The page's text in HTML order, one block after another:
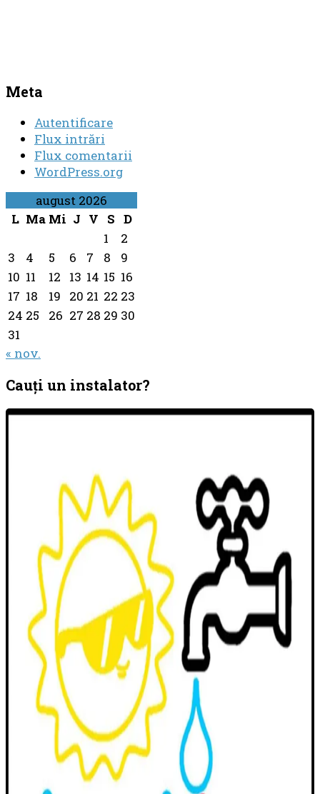
Meta
Autentificare
Flux intrări
Flux comentarii
WordPress.org
august 2026
L Ma Mi J V S D
1
2
3
4 5 6 7 8
9
10 11 12 13 14 15 16
17 18 19 20 21 22 23
24 25 26 27 28 29 30
31
« nov.
Cauţi un instalator?